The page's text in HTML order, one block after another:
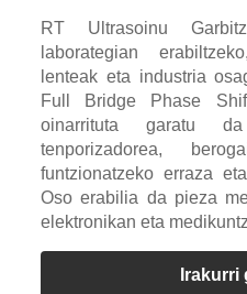
RT Ultrasoinu
laborategian
lenteak eta industria
Full Bridge Phase
oinarrituta garatu
tenporizadorea,
funtzionatzeko erraza
Oso erabilia da pieza
elektronikan eta
Irakurri